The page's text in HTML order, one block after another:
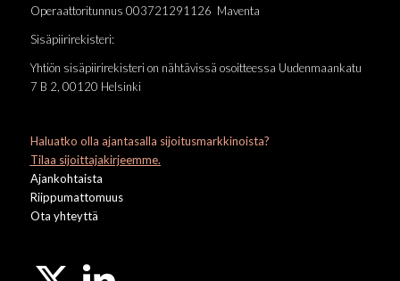
Operaattoritunnus 003721291126 Maventa
Sisäpiirirekisteri:
Yhtiön sisäpiirirekisteri on nähtävissä osoitteessa Uudenmaankatu
7 B 2, 00120 Helsinki
Haluatko olla ajantasalla sijoitusmarkkinoista?
Tilaa sijoittajakirjeemme.
Ajankohtaista
Riippumattomuus
Ota yhteyttä